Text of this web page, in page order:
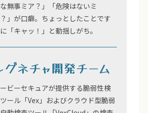
無事ミア？」「危険はないミ
」が口癖。ちょっとしたことです
「キャッ！」と動揺しがち。
グネチャ開発チーム
ビーセキュアが提供する脆弱性検
ール「Vex」およびクラウド型脆弱